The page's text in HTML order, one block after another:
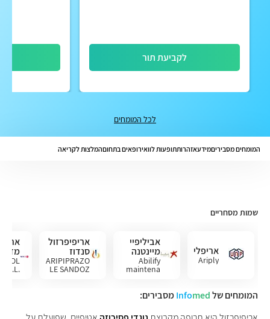
לקביעת תור
לכל המומחים
המומחים מסביריםמידעאזהרותתופעות לוואירופאים בתחוםהמלצות לקריאה
שמות מסחריים
אריפלי
Ariply
אביליפיי
מיינטנה
Abilify
maintena
אריפיפרזול
סנדוז
ARIPIPRAZO
LE SANDOZ
מדו
A.L.
המומחים של Infomed
מסבירים: